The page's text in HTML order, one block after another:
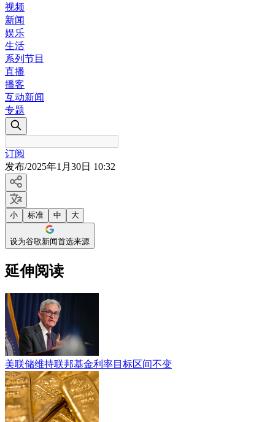
视频
新闻
娱乐
生活
系列节目
直播
播客
互动新闻
专题
订阅
发布/2025年1月30日 10:32
小 标准 中 大
设为谷歌新闻首选来源
延伸阅读
美联储维持联邦基金利率目标区间不变